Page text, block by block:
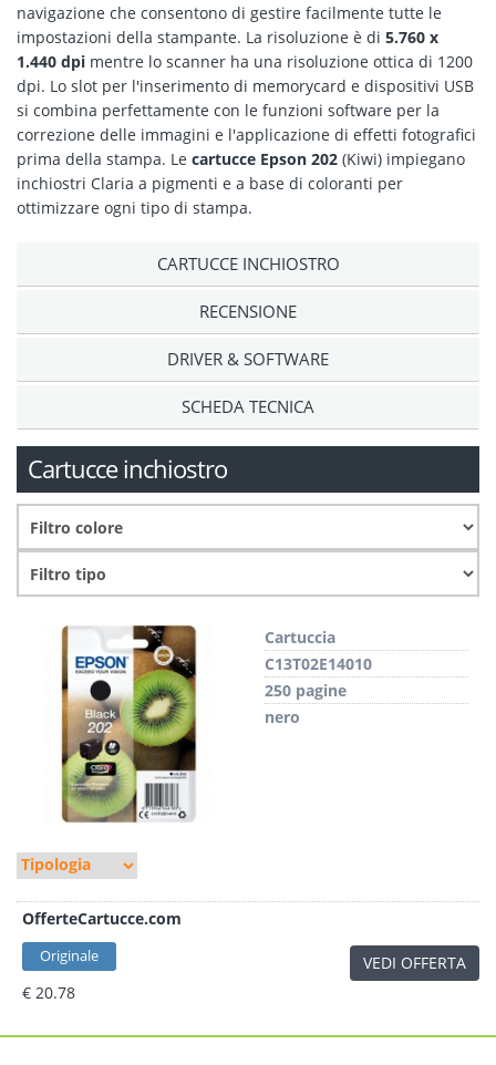
navigazione che consentono di gestire facilmente tutte le
impostazioni della stampante. La risoluzione è di 5.760 x
1.440 dpi mentre lo scanner ha una risoluzione ottica di 1200
dpi. Lo slot per l'inserimento di memorycard e dispositivi USB
si combina perfettamente con le funzioni software per la
correzione delle immagini e l'applicazione di effetti fotografici
prima della stampa. Le cartucce Epson 202 (Kiwi) impiegano
inchiostri Claria a pigmenti e a base di coloranti per
ottimizzare ogni tipo di stampa.
CARTUCCE INCHIOSTRO
RECENSIONE
DRIVER & SOFTWARE
SCHEDA TECNICA
Cartucce inchiostro
Cartuccia
C13T02E14010
250 pagine
nero
OfferteCartucce.com
Originale
€ 20.78
VEDI OFFERTA